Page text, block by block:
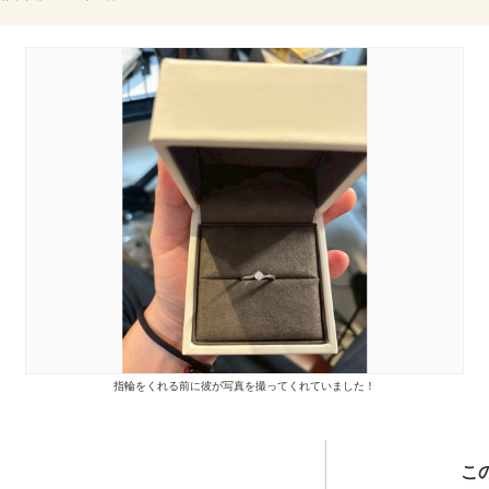
指輪をくれる前に彼が写真を撮ってくれていました！
こ